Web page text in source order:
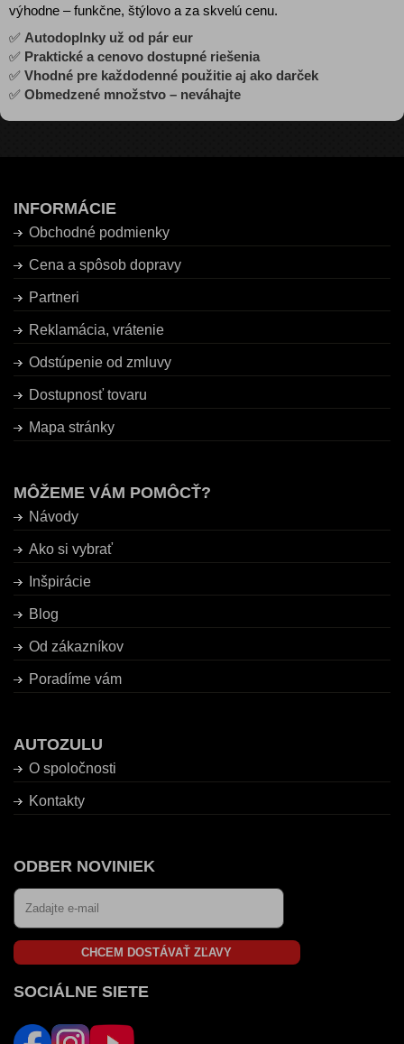
výhodne – funkčne, štýlovo a za skvelú cenu.
✅ Autodoplnky už od pár eur
✅ Praktické a cenovo dostupné riešenia
✅ Vhodné pre každodenné použitie aj ako darček
✅ Obmedzené množstvo – neváhajte
INFORMÁCIE
Obchodné podmienky
Cena a spôsob dopravy
Partneri
Reklamácia, vrátenie
Odstúpenie od zmluvy
Dostupnosť tovaru
Mapa stránky
MÔŽEME VÁM POMÔCŤ?
Návody
Ako si vybrať
Inšpirácie
Blog
Od zákazníkov
Poradíme vám
AUTOZULU
O spoločnosti
Kontakty
ODBER NOVINIEK
CHCEM DOSTÁVAŤ ZĽAVY
SOCIÁLNE SIETE